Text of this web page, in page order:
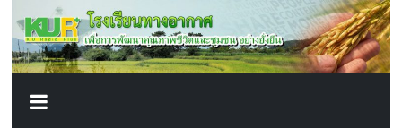
content
โรงเรียน
ทาง